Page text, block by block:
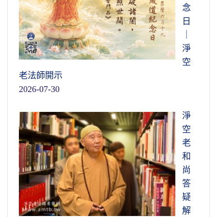
念
日
淨
空
老法師開示
2026-07-30
淨
空
老
和
尚
答
疑
解